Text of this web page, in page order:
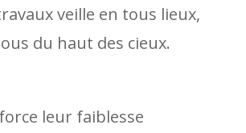
veille en tous lieux,
du haut des cieux.
leur faiblesse